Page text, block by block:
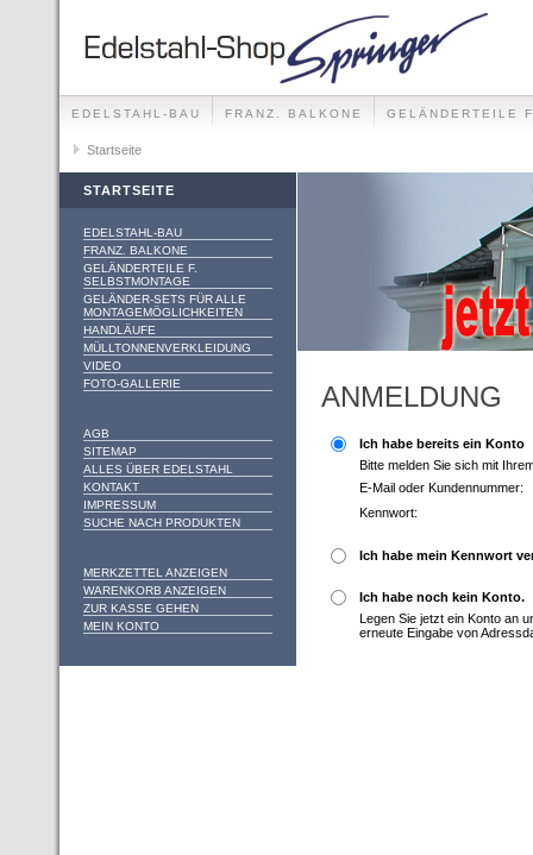
EDELSTAHL-BAU FRANZ. BALKONE GELÄNDERTEILE
GELÄNDER-SETS FÜR ALLE MONTAGEMÖGLICHKEITEN
Startseite
STARTSEITE
EDELSTAHL-BAU
FRANZ. BALKONE
GELÄNDERTEILE F.
SELBSTMONTAGE
GELÄNDER-SETS FÜR ALLE
MONTAGEMÖGLICHKEITEN
HANDLÄUFE
MÜLLTONNENVERKLEIDUNG
VIDEO
FOTO-GALLERIE
AGB
SITEMAP
ALLES ÜBER EDELSTAHL
KONTAKT
IMPRESSUM
SUCHE NACH PRODUKTEN
MERKZETTEL ANZEIGEN
WARENKORB ANZEIGEN
ZUR KASSE GEHEN
MEIN KONTO
ANMELDUNG
Ich habe bereits ein Konto
Bitte melden Sie sich mit
E-Mail oder Kundennummer:
Kennwort:
Ich habe mein Kennwort
Ich habe noch kein Konto.
Legen Sie jetzt ein Konto an
erneute Eingabe von